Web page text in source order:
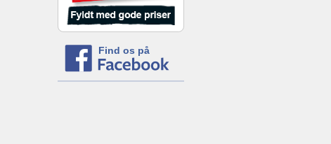
Find os på